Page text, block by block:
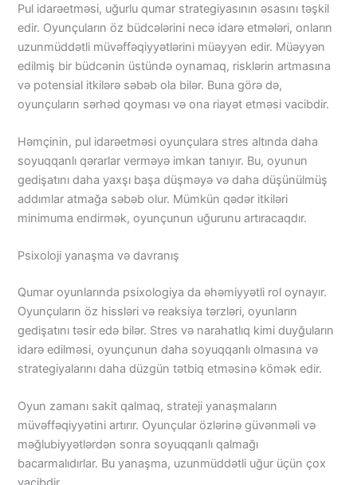
Pul idarəetməsi, uğurlu qumar strategiyasının əsasını təşkil
edir. Oyunçuların öz büdcələrini necə idarə etmələri, onların
uzunmüddətli müvəffəqiyyətlərini müəyyən edir. Müəyyən
edilmiş bir büdcənin üstündə oynamaq, risklərin artmasına
və potensial itkilərə səbəb ola bilər. Buna görə də,
oyunçuların sərhəd qoyması və ona riayət etməsi vacibdir.
Həmçinin, pul idarəetməsi oyunçulara stres altında daha
soyuqqanlı qərarlar verməyə imkan tanıyır. Bu, oyunun
gedişatını daha yaxşı başa düşməyə və daha düşünülmüş
addımlar atmağa səbəb olur. Mümkün qədər itkiləri
minimuma endirmək, oyunçunun uğurunu artıracaqdır.
Psixoloji yanaşma və davranış
Qumar oyunlarında psixologiya da əhəmiyyətli rol oynayır.
Oyunçuların öz hissləri və reaksiya tərzləri, oyunların
gedişatını təsir edə bilər. Stres və narahatlıq kimi duyğuların
idarə edilməsi, oyunçunun daha soyuqqanlı olmasına və
strategiyalarını daha düzgün tətbiq etməsinə kömək edir.
Oyun zamanı sakit qalmaq, strateji yanaşmaların
müvəffəqiyyətini artırır. Oyunçular özlərinə güvənməli və
məğlubiyyətlərdən sonra soyuqqanlı qalmağı
bacarmalıdırlar. Bu yanaşma, uzunmüddətli uğur üçün çox